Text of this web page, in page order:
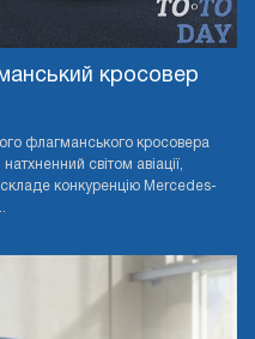
кросовер
флагманського кросовера
світом авіації,
конкуренцію Mercedes-